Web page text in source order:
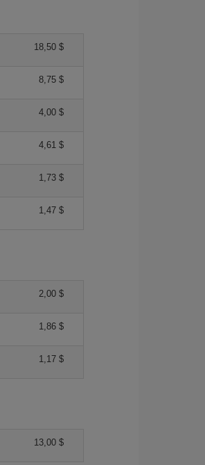
18,50 $
8,75 $
4,00 $
4,61 $
1,73 $
1,47 $
2,00 $
1,86 $
1,17 $
13,00 $